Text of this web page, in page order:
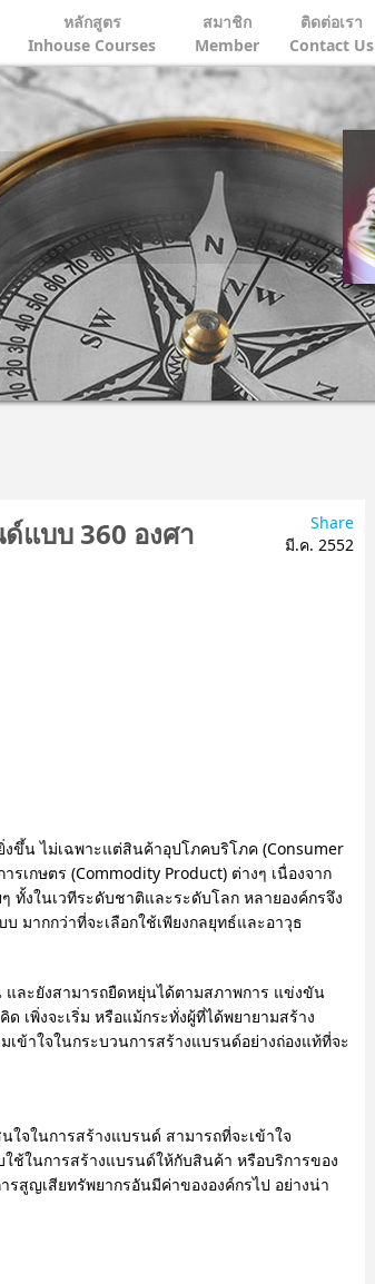
หลักสูตร
Inhouse Courses
สมาชิก
Member
ติดต่อเรา
Contact Us
แบบ 360 องศา
Share
มี.ค. 2552
ขึ้น ไม่เฉพาะแต่สินค้าอุปโภคบริโภค (Consumer
เกษตร (Commodity Product) ต่างๆ เนื่องจาก
ทั้งในเวทีระดับชาติและระดับโลก หลายองค์กรจึง
มากกว่าที่จะเลือกใช้เพียงกลยุทธ์และอาวุธ
ละยังสามารถยืดหยุ่นได้ตามสภาพการ แข่งขัน
เพิ่งจะเริ่ม หรือแม้กระทั่งผู้ที่ได้พยายามสร้าง
ข้าใจในกระบวนการสร้างแบรนด์อย่างถ่องแท้ที่จะ
จในการสร้างแบรนด์ สามารถที่จะเข้าใจ
ช้ในการสร้างแบรนด์ให้กับสินค้า หรือบริการของ
สูญเสียทรัพยากรอันมีค่าขององค์กรไป อย่างน่า